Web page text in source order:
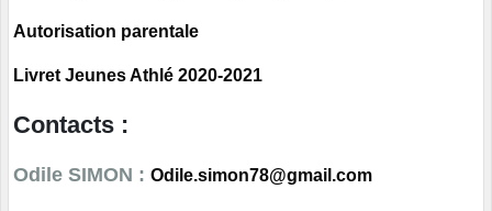
Autorisation parentale
Livret Jeunes Athlé 2020-2021
Contacts :
Odile SIMON : Odile.simon78@gmail.com